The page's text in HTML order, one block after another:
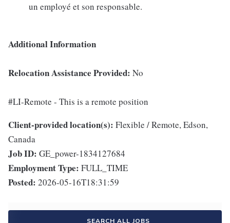
un employé et son responsable.
Additional Information
Relocation Assistance Provided: No
#LI-Remote - This is a remote position
Client-provided location(s): Flexible / Remote, Edson,
Canada
Job ID: GE_power-1834127684
Employment Type: FULL_TIME
Posted: 2026-05-16T18:31:59
SEARCH ALL JOBS